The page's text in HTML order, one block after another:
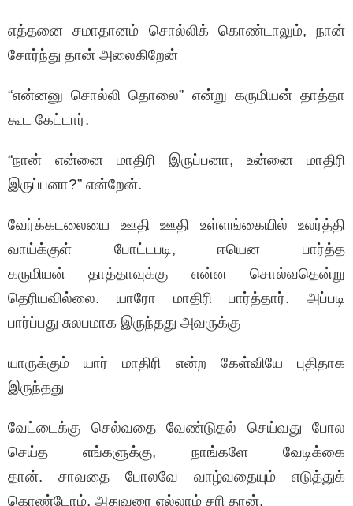
எத்தனை சமாதானம் சொல்லிக் கொண்டாலும், நான்
சோர்ந்து தான் அலைகிறேன்
“என்னனு சொல்லி தொலை” என்று கருமியன் தாத்தா
கூட கேட்டார்.
“நான் என்னை மாதிரி இருப்பனா, உன்னை மாதிரி
இருப்பனா?” என்றேன்.
வேர்க்கடலையை ஊதி ஊதி உள்ளங்கையில் உலர்த்தி
வாய்க்குள் போட்டபடி, ஈயென பார்த்த
கருமியன் தாத்தாவுக்கு என்ன சொல்வதென்று
தெரியவில்லை. யாரோ மாதிரி பார்த்தார். அப்படி
பார்ப்பது சுலபமாக இருந்தது அவருக்கு
யாருக்கும் யார் மாதிரி என்ற கேள்வியே புதிதாக
இருந்தது
வேட்டைக்கு செல்வதை வேண்டுதல் செய்வது போல
செய்த எங்களுக்கு, நாங்களே வேடிக்கை
தான். சாவதை போலவே வாழ்வதையும் எடுத்துக்
கொண்டோம். அதுவரை எல்லாம் சரி தான்.